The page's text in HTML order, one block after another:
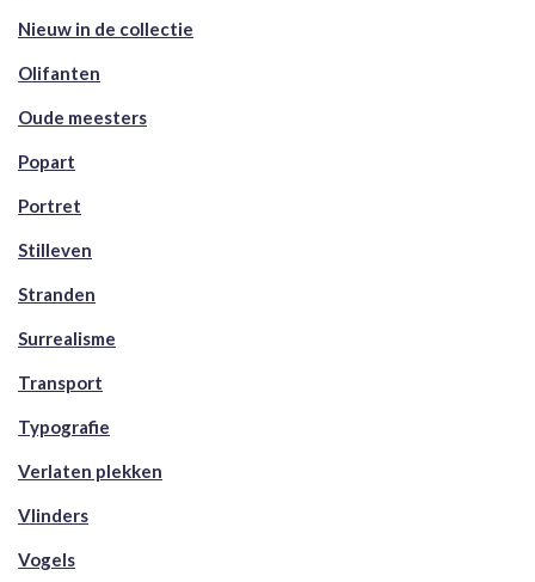
Nieuw in de collectie
Olifanten
Oude meesters
Popart
Portret
Stilleven
Stranden
Surrealisme
Transport
Typografie
Verlaten plekken
Vlinders
Vogels